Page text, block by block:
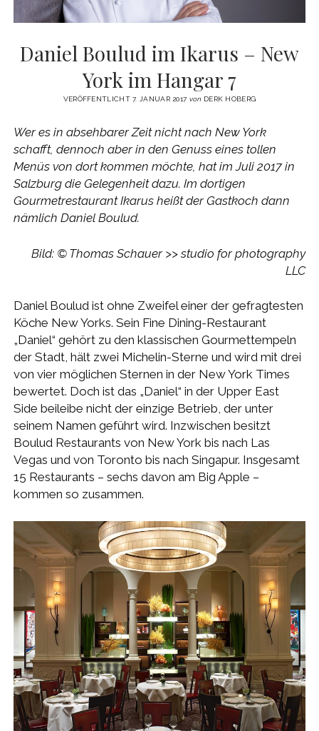
Daniel Boulud im Ikarus – New
York im Hangar 7
VERÖFFENTLICHT 7. JANUAR 2017 von DERK HOBERG
Wer es in absehbarer Zeit nicht nach New York
schafft, dennoch aber in den Genuss eines tollen
Menüs von dort kommen möchte, hat im Juli 2017 in
Salzburg die Gelegenheit dazu. Im dortigen
Gourmetrestaurant Ikarus heißt der Gastkoch dann
nämlich Daniel Boulud.
Bild: © Thomas Schauer >> studio for photography
LLC
Daniel Boulud ist ohne Zweifel einer der gefragtesten
Köche New Yorks. Sein Fine Dining-Restaurant
„Daniel“ gehört zu den klassischen Gourmettempeln
der Stadt, hält zwei Michelin-Sterne und wird mit drei
von vier möglichen Sternen in der New York Times
bewertet. Doch ist das „Daniel“ in der Upper East
Side beileibe nicht der einzige Betrieb, der unter
seinem Namen geführt wird. Inzwischen besitzt
Boulud Restaurants von New York bis nach Las
Vegas und von Toronto bis nach Singapur. Insgesamt
15 Restaurants – sechs davon am Big Apple –
kommen so zusammen.